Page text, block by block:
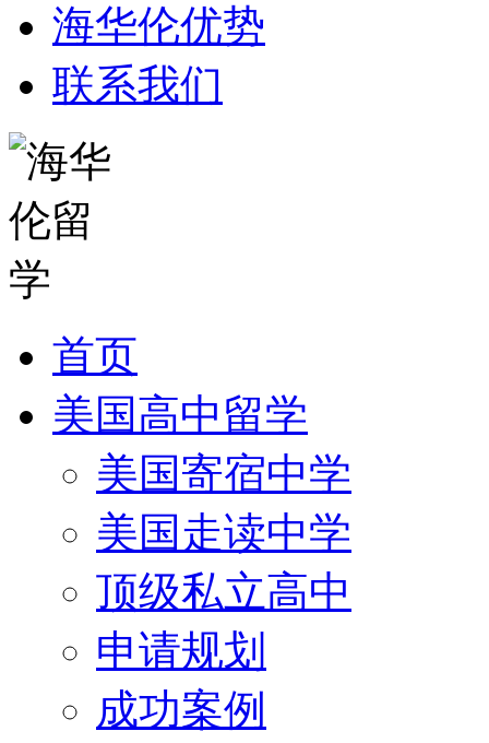
海华伦优势
联系我们
首页
美国高中留学
美国寄宿中学
美国走读中学
顶级私立高中
申请规划
成功案例